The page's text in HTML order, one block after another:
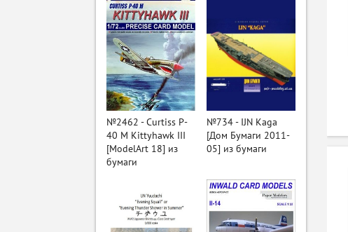
№2462 - Curtiss P-
40 M Kittyhawk III
[ModelArt 18] из
бумаги
№734 - IJN Kaga
[Дом Бумаги 2011-
05] из бумаги